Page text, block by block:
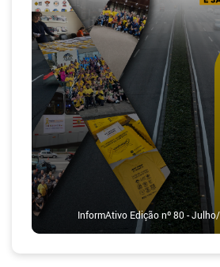
InformAtivo Edição nº 80 -